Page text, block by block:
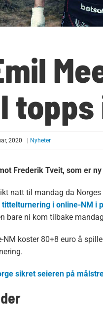
topps
2020 Nyheter
Frederik Tveit, som er
natt til mandag da Norges
i online-NM i
bare ni kom tilbake
NM koster 80+8 euro å
sikret seieren på